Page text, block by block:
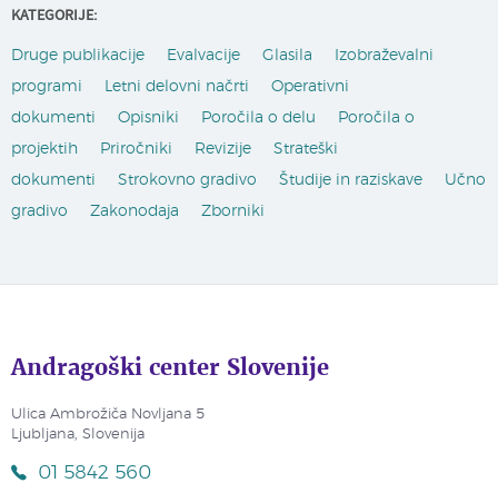
KATEGORIJE:
Druge publikacije Evalvacije Glasila
Izobraževalni
programi
Letni delovni načrti
Operativni
dokumenti
Opisniki Poročila o delu
Poročila o
projektih
Priročniki Revizije
Strateški
dokumenti
Strokovno gradivo Študije in raziskave
Učno
gradivo
Zakonodaja Zborniki
Andragoški center Slovenije
Ulica Ambrožiča Novljana 5
Ljubljana, Slovenija
01 5842 560